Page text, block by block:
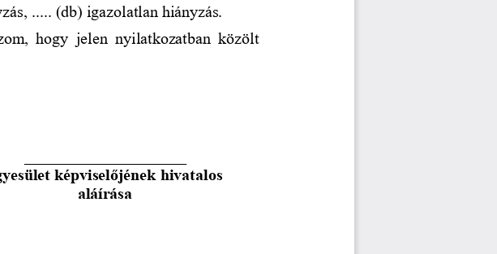
..... (db) igazolatlan hiányzás.
hogy jelen  nyilatkozatban közölt
képviselőjének hivatalos
aláírása